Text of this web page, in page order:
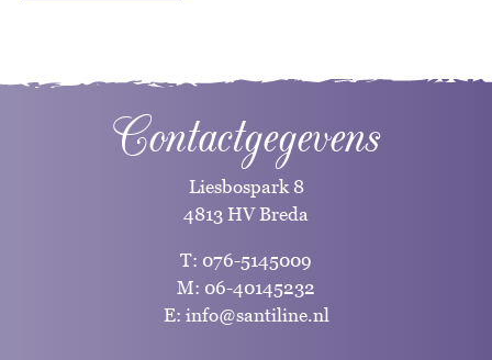
Contactgegevens
Liesbospark 8
4813 HV Breda
T: 076-5145009
M: 06-40145232
E: info@santiline.nl